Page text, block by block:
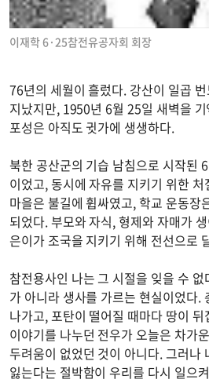
이재학 6·25참전유공자회 회장
76년의 세월이 흘렀다. 강산이 일곱
지났지만, 1950년 6월 25일 새벽을
포성은 아직도 귓가에 생생하다.
북한 공산군의 기습 남침으로 시작된
이었고, 동시에 자유를 지키기 위한
마을은 불길에 휩싸였고, 학교 운동장
되었다. 부모와 자식, 형제와 자매가
은이가 조국을 지키기 위해 전선으로
참전용사인 나는 그 시절을 잊을 수
가 아니라 생사를 가르는 현실이었다.
나가고, 포탄이 떨어질 때마다 땅이
이야기를 나누던 전우가 오늘은 차가
두려움이 없었던 것이 아니다. 그러나
잃는다는 절박함이 우리를 다시 일으